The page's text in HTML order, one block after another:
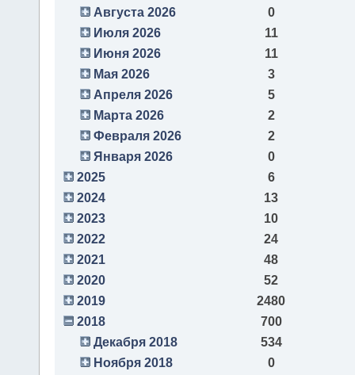
Августа 2026
0
Июля 2026
11
Июня 2026
11
Мая 2026
3
Апреля 2026
5
Марта 2026
2
Февраля 2026
2
Января 2026
0
2025
6
2024
13
2023
10
2022
24
2021
48
2020
52
2019
2480
2018
700
Декабря 2018
534
Ноября 2018
0